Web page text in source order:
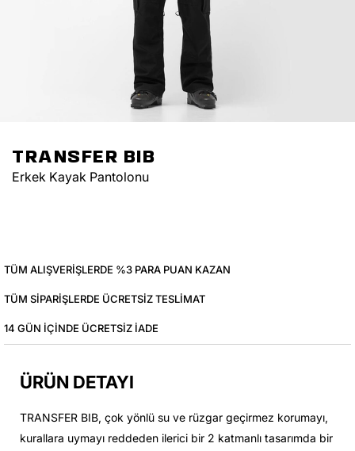
TRANSFER BIB
Erkek Kayak Pantolonu
TÜM ALIŞVERIŞLERDE %3 PARA PUAN KAZAN
TÜM SIPARIŞLERDE ÜCRETSIZ TESLIMAT
14 GÜN IÇINDE ÜCRETSIZ IADE
ÜRÜN DETAYI
TRANSFER BIB, çok yönlü su ve rüzgar geçirmez korumayı,
kurallara uymayı reddeden ilerici bir 2 katmanlı tasarımda bir